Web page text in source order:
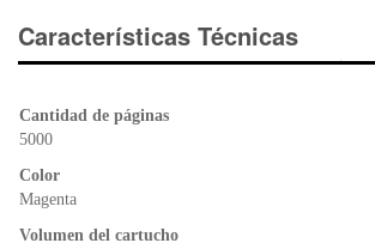
e
b
o
er s
A
ri
e
Características Técnicas
Cantidad de páginas
5000
Color
Magenta
Volumen del cartucho